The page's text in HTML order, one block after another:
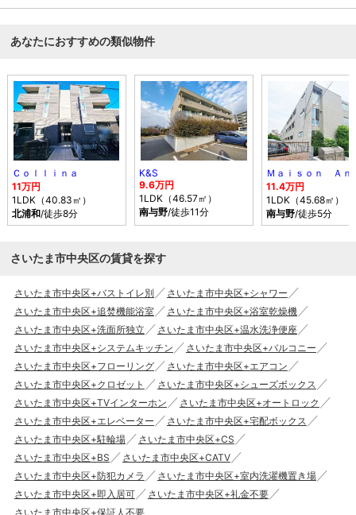
あなたにおすすめの類似物件
Ｃｏｌｌｉｎａ
11万円
1LDK（40.83㎡）
北浦和/徒歩8分
K&S
9.6万円
1LDK（46.57㎡）
南与野/徒歩11分
11.4万円
1LDK（45.68㎡）
南与野/徒歩5分
さいたま市中央区の賃貸を探す
さいたま市中央区+バストイレ別
さいたま市中央区+シャワー
さいたま市中央区+追焚機能浴室
さいたま市中央区+浴室乾燥機
さいたま市中央区+洗面所独立
さいたま市中央区+温水洗浄便座
さいたま市中央区+システムキッチン
さいたま市中央区+バルコニー
さいたま市中央区+フローリング
さいたま市中央区+エアコン
さいたま市中央区+クロゼット
さいたま市中央区+シューズボックス
さいたま市中央区+TVインターホン
さいたま市中央区+オートロック
さいたま市中央区+エレベーター
さいたま市中央区+宅配ボックス
さいたま市中央区+駐輪場
さいたま市中央区+CS
さいたま市中央区+BS
さいたま市中央区+CATV
さいたま市中央区+防犯カメラ
さいたま市中央区+室内洗濯機置き場
さいたま市中央区+即入居可
さいたま市中央区+礼金不要
さいたま市中央区+保証人不要